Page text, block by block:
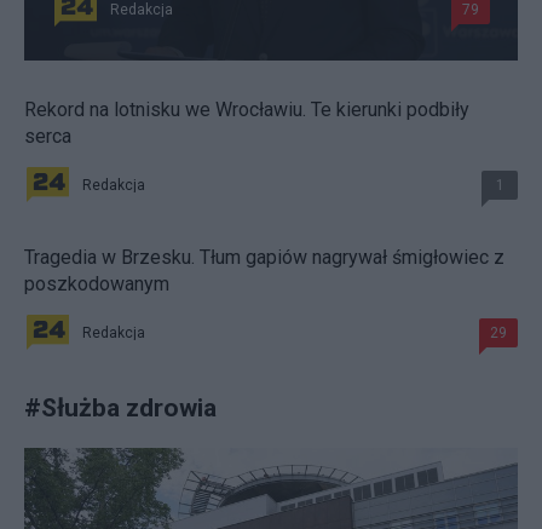
Redakcja 79
Rekord na lotnisku we Wrocławiu. Te kierunki podbiły
serca
Redakcja 1
Tragedia w Brzesku. Tłum gapiów nagrywał śmigłowiec z
poszkodowanym
Redakcja 29
#Służba zdrowia